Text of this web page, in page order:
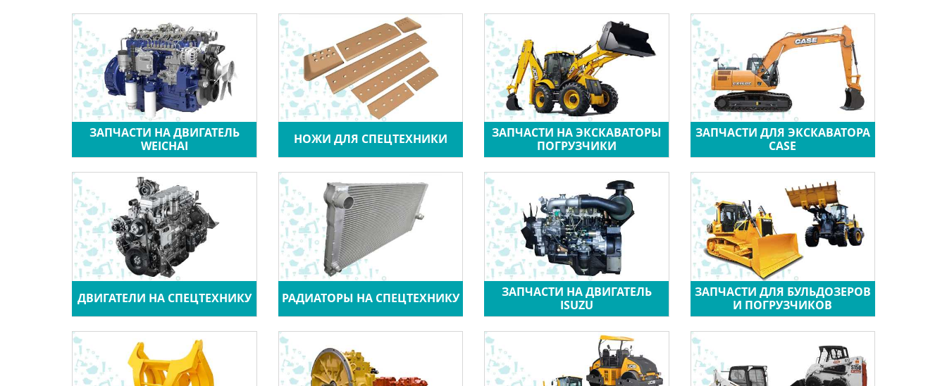
ЗАПЧАСТИ НА ДВИГАТЕЛЬ
WEICHAI
НОЖИ ДЛЯ СПЕЦТЕХНИКИ
ЗАПЧАСТИ НА ЭКСКАВАТОРЫ
ПОГРУЗЧИКИ
ЗАПЧАСТИ ДЛЯ ЭКСКАВАТОРА
CASE
ДВИГАТЕЛИ НА СПЕЦТЕХНИКУ РАДИАТОРЫ НА СПЕЦТЕХНИКУ
ЗАПЧАСТИ НА ДВИГАТЕЛЬ
ISUZU
ЗАПЧАСТИ ДЛЯ БУЛЬДОЗЕРОВ
И ПОГРУЗЧИКОВ